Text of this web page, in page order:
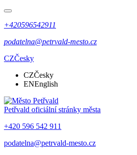
+420596542911
podatelna@petrvald-mesto.cz
CZČesky
CZČesky
ENEnglish
Petřvald oficiální stránky města
+420 596 542 911
podatelna@petrvald-mesto.cz